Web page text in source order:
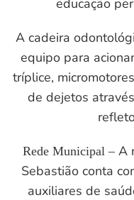
A cadeira
equipo para
tríplice,
de dejetos
Rede Municipal – A
Sebastião conta
auxiliares de